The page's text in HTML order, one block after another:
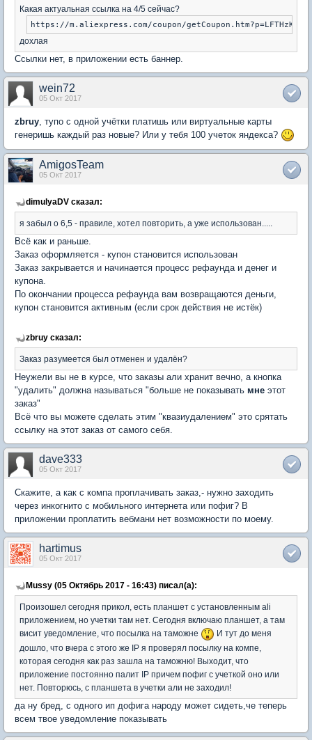
Какая актуальная ссылка на 4/5 сейчас?
дохлая
Ссылки нет, в приложении есть баннер.
wein72
05 Окт 2017
zbruy , тупо с одной учётки платишь или виртуальные карты
генеришь каждый раз новые? Или у тебя 100 учеток яндекса?
AmigosTeam
05 Окт 2017
dimulyaDV сказал:
я забыл о 6,5 - правиле, хотел повторить, а уже использован.....
Всё как и раньше.
Заказ оформляется - купон становится использован
Заказ закрывается и начинается процесс рефаунда и денег и
купона.
По окончании процесса рефаунда вам возвращаются деньги,
купон становится активным (если срок действия не истёк)
zbruy сказал:
Заказ разумеется был отменен и удалён?
Неужели вы не в курсе, что заказы али хранит вечно, а кнопка
"удалить" должна называться "больше не показывать мне этот
заказ"
Всё что вы можете сделать этим "квазиудалением" это срятать
ссылку на этот заказ от самого себя.
dave333
05 Окт 2017
Скажите, а как с компа проплачивать заказ,- нужно заходить
через инкогнито с мобильного интернета или пофиг? В
приложении проплатить вебмани нет возможности по моему.
hartimus
05 Окт 2017
Mussy (05 Октябрь 2017 - 16:43) писал(а):
Произошел сегодня прикол, есть планшет с установленным ali
приложением, но учетки там нет. Сегодня включаю планшет, а там
висит уведомление, что посылка на таможне
И тут до меня
дошло, что вчера с этого же IP я проверял посылку на компе,
которая сегодня как раз зашла на таможню! Выходит, что
приложение постоянно палит IP причем пофиг с учеткой оно или
нет. Повторюсь, с планшета в учетки али не заходил!
да ну бред, с одного ип дофига народу может сидеть,че теперь
всем твое уведомление показывать